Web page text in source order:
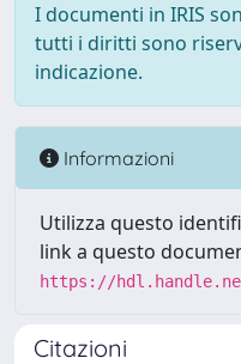
I documenti in IRIS
tutti i diritti sono
indicazione.
Informazioni
Utilizza questo
link a questo
https://
Citazioni